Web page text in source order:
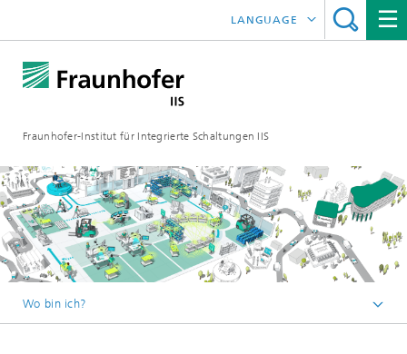
Fraunhofer-Institut für Integrierte Schaltungen IIS
LANGUAGE
中文
한국어
Wo bin ich?